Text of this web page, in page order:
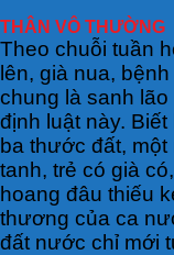
THÂN VÔ THƯỜNG
Theo chuỗi tuần
lên, già nua,
chung là sanh
định luật này.
ba thước đất, một
tanh, trẻ có già
hoang đâu thiếu
thương của ca
đất nước chỉ mới